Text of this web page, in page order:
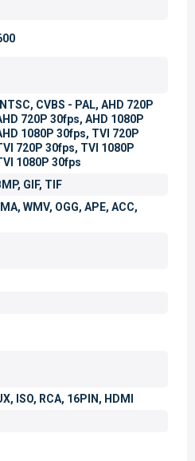
CVBS - PAL, AHD 720P
720P 30fps, AHD 1080P
1080P 30fps, TVI 720P
720P 30fps, TVI 1080P
1080P 30fps
GIF, TIF
WMV, OGG, APE, ACC,
ISO, RCA, 16PIN, HDMI